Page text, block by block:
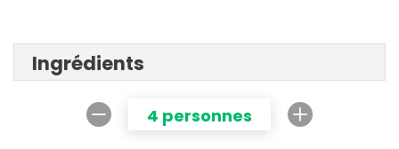
Ingrédients
4 personnes